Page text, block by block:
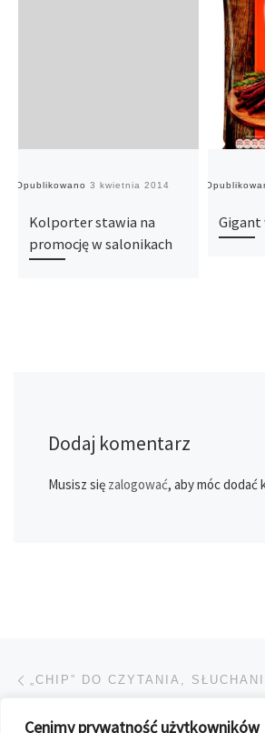
Cenimy prywatność użytkowników
Opublikowano 3 kwietnia 2014
Kolporter stawia na
promocję w salonikach
Gigant
Dodaj komentarz
Musisz się zalogować, aby móc dodać
Przeglądanie Wpisów
„CHIP” DO CZYTANIA,